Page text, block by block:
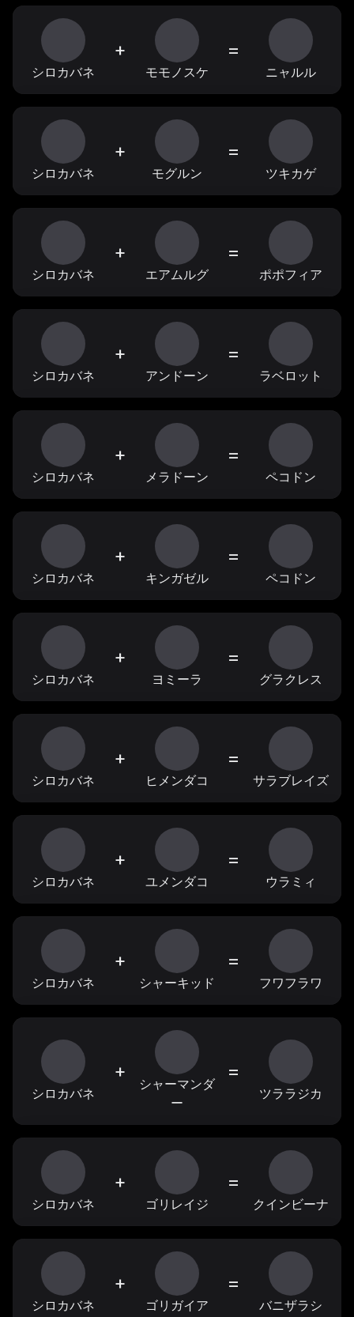
シロカバネ
+
モモノスケ
=
ニャルル
シロカバネ
+
モグルン
=
ツキカゲ
シロカバネ
+
エアムルグ
=
ポポフィア
シロカバネ
+
アンドーン
=
ラベロット
シロカバネ
+
メラドーン
=
ペコドン
シロカバネ
+
キンガゼル
=
ペコドン
シロカバネ
+
ヨミーラ
=
グラクレス
シロカバネ
+
ヒメンダコ
=
サラブレイズ
シロカバネ
+
ユメンダコ
=
ウラミィ
シロカバネ
+
シャーキッド
=
フワフラワ
シロカバネ
+
シャーマンダ
ー
=
ツララジカ
シロカバネ
+
ゴリレイジ
=
クインビーナ
シロカバネ
+
ゴリガイア
=
バニザラシ